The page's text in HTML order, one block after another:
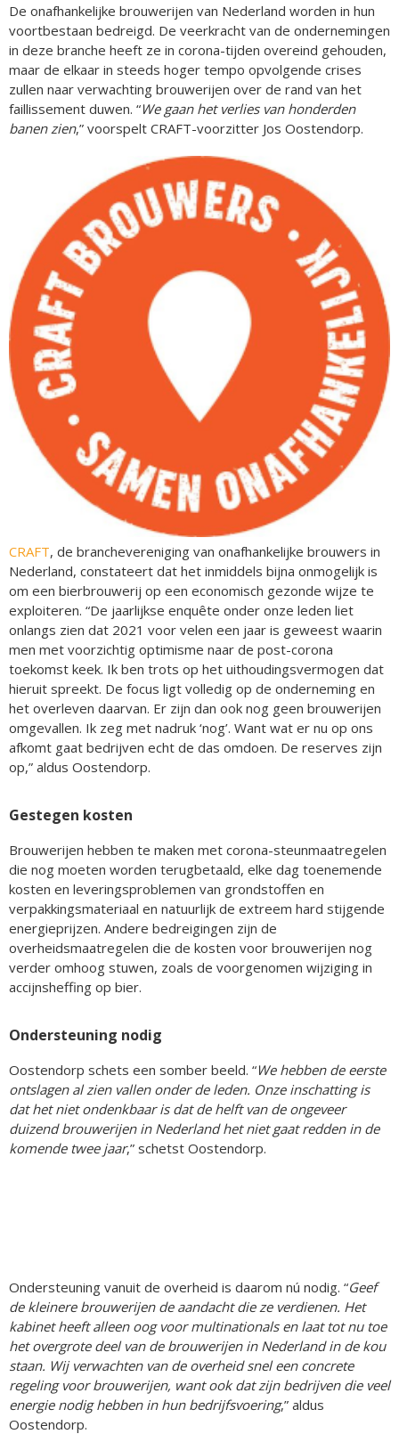
De onafhankelijke brouwerijen van Nederland worden in hun
voortbestaan bedreigd. De veerkracht van de ondernemingen
in deze branche heeft ze in corona-tijden overeind gehouden,
maar de elkaar in steeds hoger tempo opvolgende crises
zullen naar verwachting brouwerijen over de rand van het
faillissement duwen. “We gaan het verlies van honderden
banen zien,” voorspelt CRAFT-voorzitter Jos Oostendorp.
CRAFT, de branchevereniging van onafhankelijke brouwers in
Nederland, constateert dat het inmiddels bijna onmogelijk is
om een bierbrouwerij op een economisch gezonde wijze te
exploiteren. “De jaarlijkse enquête onder onze leden liet
onlangs zien dat 2021 voor velen een jaar is geweest waarin
men met voorzichtig optimisme naar de post-corona
toekomst keek. Ik ben trots op het uithoudingsvermogen dat
hieruit spreekt. De focus ligt volledig op de onderneming en
het overleven daarvan. Er zijn dan ook nog geen brouwerijen
omgevallen. Ik zeg met nadruk ‘nog’. Want wat er nu op ons
afkomt gaat bedrijven echt de das omdoen. De reserves zijn
op,” aldus Oostendorp.
Gestegen kosten
Brouwerijen hebben te maken met corona-steunmaatregelen
die nog moeten worden terugbetaald, elke dag toenemende
kosten en leveringsproblemen van grondstoffen en
verpakkingsmateriaal en natuurlijk de extreem hard stijgende
energieprijzen. Andere bedreigingen zijn de
overheidsmaatregelen die de kosten voor brouwerijen nog
verder omhoog stuwen, zoals de voorgenomen wijziging in
accijnsheffing op bier.
Ondersteuning nodig
Oostendorp schets een somber beeld. “We hebben de eerste
ontslagen al zien vallen onder de leden. Onze inschatting is
dat het niet ondenkbaar is dat de helft van de ongeveer
duizend brouwerijen in Nederland het niet gaat redden in de
komende twee jaar,” schetst Oostendorp.
Ondersteuning vanuit de overheid is daarom nú nodig. “Geef
de kleinere brouwerijen de aandacht die ze verdienen. Het
kabinet heeft alleen oog voor multinationals en laat tot nu toe
het overgrote deel van de brouwerijen in Nederland in de kou
staan. Wij verwachten van de overheid snel een concrete
regeling voor brouwerijen, want ook dat zijn bedrijven die veel
energie nodig hebben in hun bedrijfsvoering,” aldus
Oostendorp.